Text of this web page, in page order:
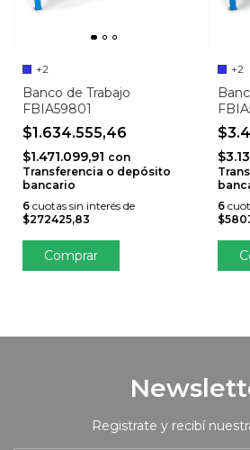
+2
Banco de Trabajo
FBIA59801
$1.634.555,46
$1.471.099,91 con
Transferencia o depósito
bancario
6 cuotas sin interés de
$272425,83
Comprar
+2
6
Registrate y recibí